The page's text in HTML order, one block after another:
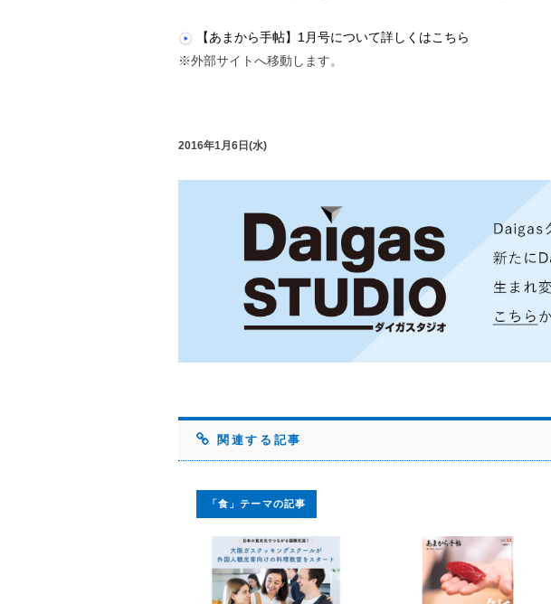
【あまから手帖】1月号について詳しくはこちら
※外部サイトへ移動します。
2016年1月6日(水)
関連する記事
「食」テーマの記事